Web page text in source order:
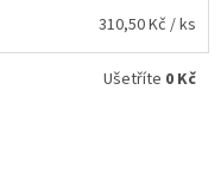
310,50 Kč / ks
Ušetříte 0 Kč